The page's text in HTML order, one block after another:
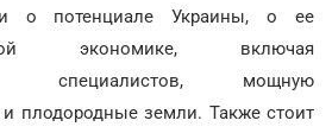
о потенциале Украины, о ее
экономике, включая
специалистов, мощную
плодородные земли. Также стоит